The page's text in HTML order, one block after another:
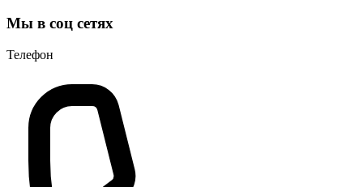
Мы в соц сетях
Телефон